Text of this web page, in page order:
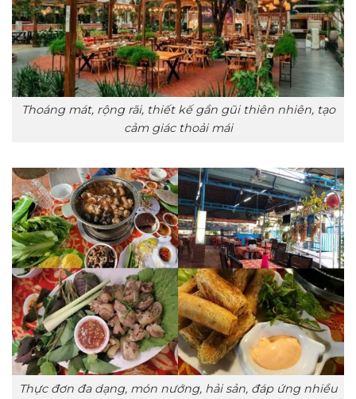
Thoáng mát, rộng rãi, thiết kế gần gũi thiên nhiên, tạo
cảm giác thoải mái
Thực đơn đa dạng, món nướng, hải sản, đáp ứng nhiều